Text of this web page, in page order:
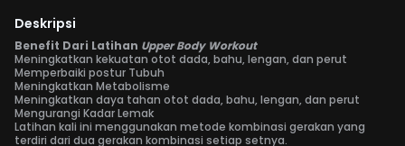
Deskripsi
Benefit Dari Latihan Upper Body Workout
Meningkatkan kekuatan otot dada, bahu, lengan, dan perut
Memperbaiki postur Tubuh
Meningkatkan Metabolisme
Meningkatkan daya tahan otot dada, bahu, lengan, dan perut
Mengurangi Kadar Lemak
Latihan kali ini menggunakan metode kombinasi gerakan yang
terdiri dari dua gerakan kombinasi setiap setnya.